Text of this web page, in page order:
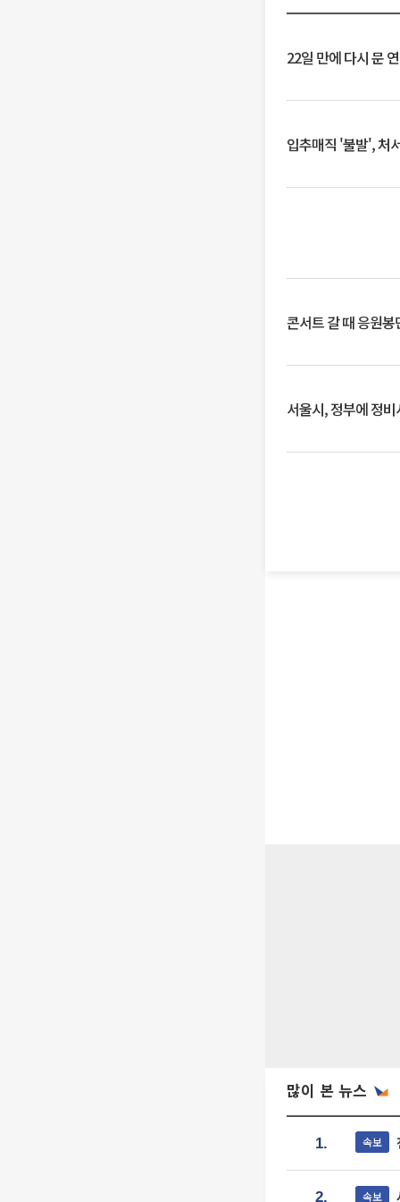
22일 만에 다시 문
입추매직 '불발', 처
콘서트 갈 때 응원
서울시, 정부에 정
많이 본 뉴스
1. 속보
2. 속보